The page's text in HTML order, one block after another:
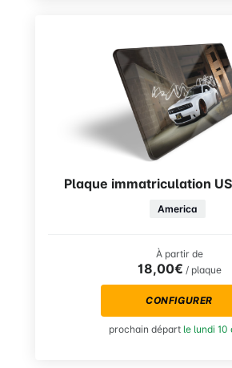
Plaque immatriculation
America
À partir de
18,00€ / plaque
CONFIGURER
prochain départ le lundi 10